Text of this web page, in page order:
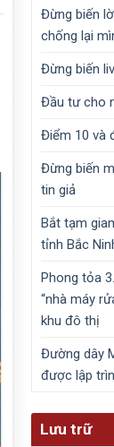
Đừng biến
chống lại
Đừng biến
Đầu tư cho
Điểm 10 và
Đừng biến
tin giả
Bắt tạm
tỉnh Bắc
Phong tỏa
“nhà máy
khu đô thị
Đường dây
được lập
Lưu trữ